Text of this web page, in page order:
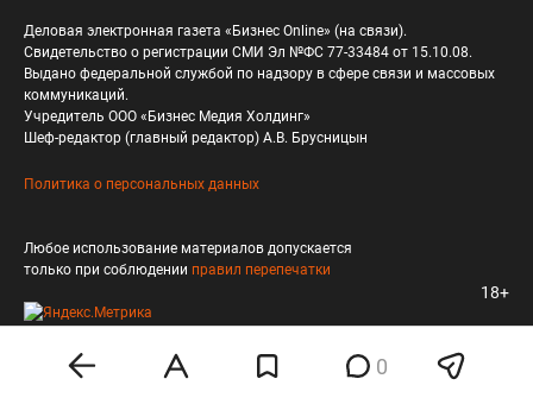
0
Деловая электронная газета «Бизнес Online» (на связи).
Свидетельство о регистрации СМИ Эл №ФС 77-33484 от 15.10.08.
Выдано федеральной службой по надзору в сфере связи и массовых
коммуникаций.
Учредитель ООО «Бизнес Медия Холдинг»
Шеф-редактор (главный редактор) А.В. Брусницын
Политика о персональных данных
Любое использование материалов допускается
только при соблюдении правил перепечатки
18+